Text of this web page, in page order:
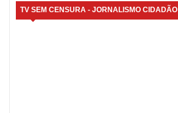
TV SEM CENSURA - JORNALISMO CIDADÃO